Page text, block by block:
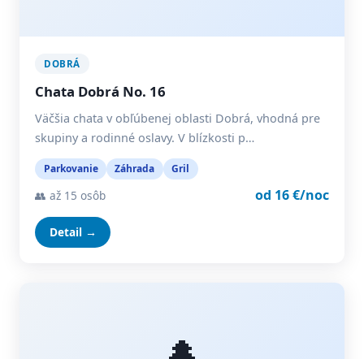
DOBRÁ
Chata Dobrá No. 16
Väčšia chata v obľúbenej oblasti Dobrá, vhodná pre
skupiny a rodinné oslavy. V blízkosti p…
Parkovanie Záhrada Gril
👥 až 15 osôb od 16 €/noc
Detail →